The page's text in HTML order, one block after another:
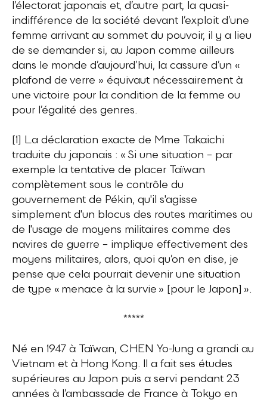
l’électorat japonais et, d’autre part, la quasi-
indifférence de la société devant l’exploit d’une
femme arrivant au sommet du pouvoir, il y a lieu
de se demander si, au Japon comme ailleurs
dans le monde d’aujourd’hui, la cassure d’un «
plafond de verre » équivaut nécessairement à
une victoire pour la condition de la femme ou
pour l’égalité des genres.
[1] La déclaration exacte de Mme Takaichi
traduite du japonais : « Si une situation – par
exemple la tentative de placer Taïwan
complètement sous le contrôle du
gouvernement de Pékin, qu'il s'agisse
simplement d'un blocus des routes maritimes ou
de l'usage de moyens militaires comme des
navires de guerre – implique effectivement des
moyens militaires, alors, quoi qu’on en dise, je
pense que cela pourrait devenir une situation
de type « menace à la survie » [pour le Japon] ».
*****
Né en 1947 à Taïwan, CHEN Yo-Jung a grandi au
Vietnam et à Hong Kong. Il a fait ses études
supérieures au Japon puis a servi pendant 23
années à l’ambassade de France à Tokyo en